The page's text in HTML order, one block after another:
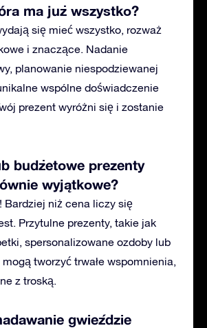
ma już wszystko?
się mieć wszystko, rozważ
i znaczące. Nadanie
planowanie niespodziewanej
wspólne doświadczenie
prezent wyróżni się i zostanie
budżetowe prezenty
wyjątkowe?
Bardziej niż cena liczy się
Przytulne prezenty, takie jak
spersonalizowane ozdoby lub
tworzyć trwałe wspomnienia,
z troską.
gwieździe